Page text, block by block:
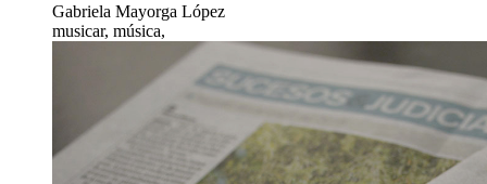
Gabriela Mayorga López
musicar, música,